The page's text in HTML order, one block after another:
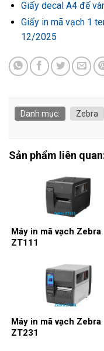
Giấy decal A4 đế
Giấy in mã vạch 1
12/2025
Danh mục: Zebra
Sản phẩm liên
Máy in mã vạch Zebra
ZT111
Máy in mã vạch Zebra
ZT231